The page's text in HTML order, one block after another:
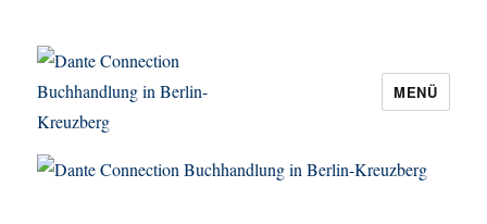
Dante Connection Buchhandlung in
MENÜ